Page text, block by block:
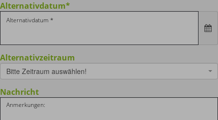
Alternativdatum*
Alternativzeitraum
Bitte Zeitraum auswählen!
Nachricht